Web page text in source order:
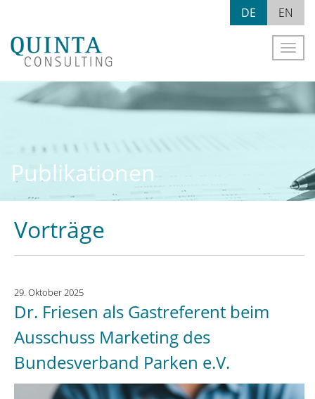
content
DE EN
Publikationen
Vorträge
29. Oktober 2025
Dr. Friesen als Gastreferent beim
Ausschuss Marketing des
Bundesverband Parken e.V.